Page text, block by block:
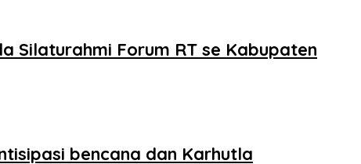
Silaturahmi Forum RT se Kabupaten
bencana dan Karhutla